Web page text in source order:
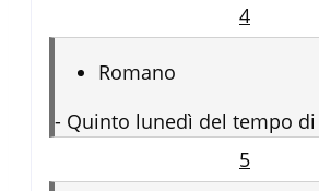
4
Romano
- Quinto lunedì del tempo di
5